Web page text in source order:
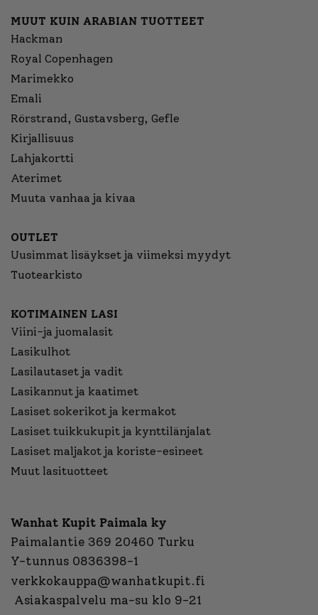
MUUT KUIN ARABIAN TUOTTEET
Hackman
Royal Copenhagen
Marimekko
Emali
Rörstrand, Gustavsberg, Gefle
Kirjallisuus
Lahjakortti
Aterimet
Muuta vanhaa ja kivaa
OUTLET
Uusimmat lisäykset ja viimeksi myydyt
Tuotearkisto
KOTIMAINEN LASI
Viini-ja juomalasit
Lasikulhot
Lasilautaset ja vadit
Lasikannut ja kaatimet
Lasiset sokerikot ja kermakot
Lasiset tuikkukupit ja kynttilänjalat
Lasiset maljakot ja koriste-esineet
Muut lasituotteet
Wanhat Kupit Paimala ky
Paimalantie 369 20460 Turku
Y-tunnus 0836398-1
verkkokauppa@wanhatkupit.fi
Asiakaspalvelu ma-su klo 9-21